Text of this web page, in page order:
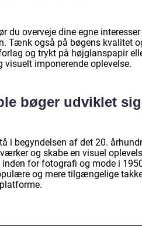
du overveje dine egne
Tænk også på bøgens kvalitet
og trykt på højglanspapir
imponerende oplevelse.
bøger udviklet sig
i begyndelsen af det 20.
og skabe en visuel
for fotografi og mode i
og mere tilgængelige